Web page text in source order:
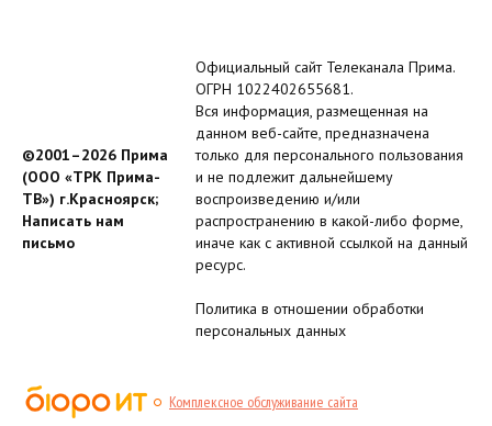
©2001–2026 Прима
(ООО «ТРК Прима-
ТВ») г.Красноярск;
Написать нам
письмо
Официальный сайт Телеканала Прима.
ОГРН 1022402655681.
Вся информация, размещенная на
данном веб-сайте, предназначена
только для персонального пользования
и не подлежит дальнейшему
воспроизведению и/или
распространению в какой-либо форме,
иначе как с активной ссылкой на данный
ресурс.
Политика в отношении обработки
персональных данных
Комплексное обслуживание сайта